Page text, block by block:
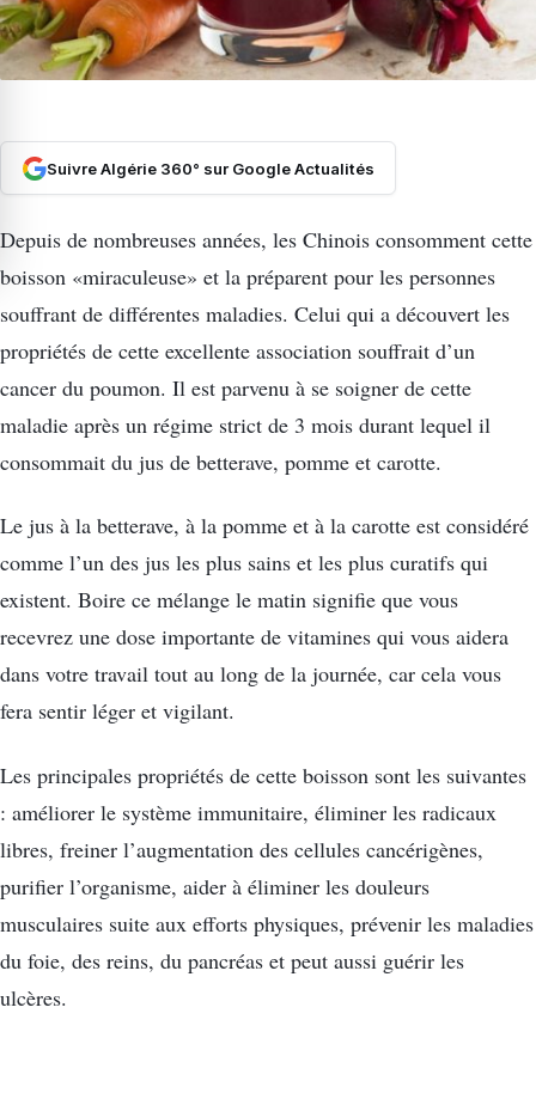
Suivre Algérie 360° sur Google Actualités
Depuis de nombreuses années, les Chinois consomment cette
boisson «miraculeuse» et la préparent pour les personnes
souffrant de différentes maladies. Celui qui a découvert les
propriétés de cette excellente association souffrait d’un
cancer du poumon. Il est parvenu à se soigner de cette
maladie après un régime strict de 3 mois durant lequel il
consommait du jus de betterave, pomme et carotte.
Le jus à la betterave, à la pomme et à la carotte est considéré
comme l’un des jus les plus sains et les plus curatifs qui
existent. Boire ce mélange le matin signifie que vous
recevrez une dose importante de vitamines qui vous aidera
dans votre travail tout au long de la journée, car cela vous
fera sentir léger et vigilant.
Les principales propriétés de cette boisson sont les suivantes
: améliorer le système immunitaire, éliminer les radicaux
libres, freiner l’augmentation des cellules cancérigènes,
purifier l’organisme, aider à éliminer les douleurs
musculaires suite aux efforts physiques, prévenir les maladies
du foie, des reins, du pancréas et peut aussi guérir les
ulcères.